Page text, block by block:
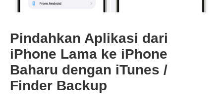
Pindahkan Aplikasi dari
iPhone Lama ke iPhone
Baharu dengan iTunes /
Finder Backup